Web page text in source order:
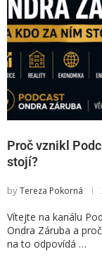
Proč vznikl
stojí?
byTereza Pokorná
Vítejte na kanálu
Ondra Záruba a
na to odpovídá …